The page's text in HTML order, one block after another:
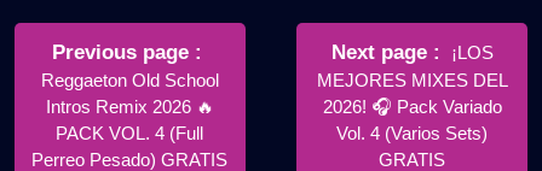
Navegación
entradas
Previous page
Posts
Reggaeton Old School
Intros Remix 2026 🔥
PACK VOL. 4 (Full
Perreo Pesado) GRATIS
Next page
Newer
Posts
¡LOS
MEJORES MIXES DEL
2026! 🎧 Pack Variado
Vol. 4 (Varios Sets)
GRATIS